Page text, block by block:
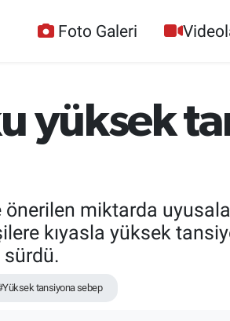
Foto Galeri
yüksek
önerilen miktarda
kıyasla yüksek
tansiyona sebep